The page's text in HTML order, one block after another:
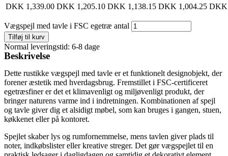
DKK 1,339.00 DKK 1,205.10 DKK 1,138.15 DKK 1,004.25 DKK
Vægspejl med tavle i FSC egetræ antal
Tilføj til kurv
Normal leveringstid: 6-8 dage
Beskrivelse
Dette rustikke vægspejl med tavle er et funktionelt designobjekt, der
forener æstetik med hverdagsbrug. Fremstillet i FSC-certificeret
egetræsfiner er det et klimavenligt og miljøvenligt produkt, der
bringer naturens varme ind i indretningen. Kombinationen af spejl
og tavle giver dig et alsidigt møbel, som kan bruges i gangen, stuen,
køkkenet eller på kontoret.
Spejlet skaber lys og rumfornemmelse, mens tavlen giver plads til
noter, indkøbslister eller kreative streger. Det gør vægspejlet til en